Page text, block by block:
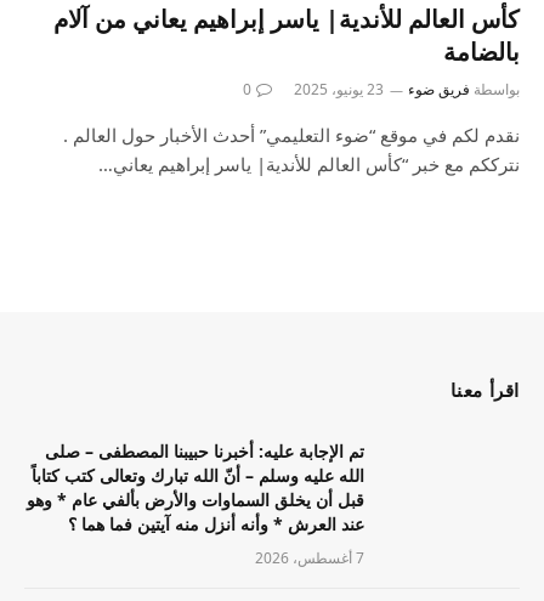
كأس العالم للأندية| ياسر إبراهيم يعاني من آلام
بالضامة
بواسطة فريق ضوء 23 يونيو، 2025 0
نقدم لكم في موقع “ضوء التعليمي” أحدث الأخبار حول العالم .
نترككم مع خبر “كأس العالم للأندية| ياسر إبراهيم يعاني…
اقرأ معنا
تم الإجابة عليه: أخبرنا حبيبنا المصطفى – صلى
الله عليه وسلم – أنّ الله تبارك وتعالى كتب كتاباً
قبل أن يخلق السماوات والأرض بألفي عام * وهو
عند العرش * وأنه أنزل منه آيتين فما هما ؟
7 أغسطس، 2026